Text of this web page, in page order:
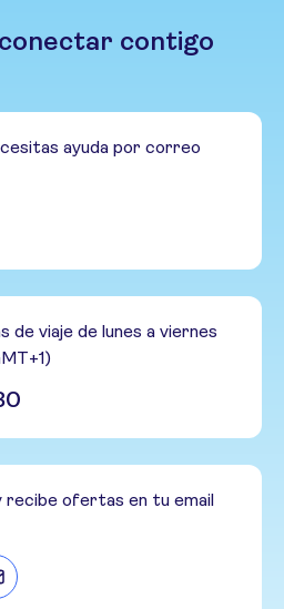
contigo
ayuda por correo
de viaje de lunes a viernes
recibe ofertas en tu email